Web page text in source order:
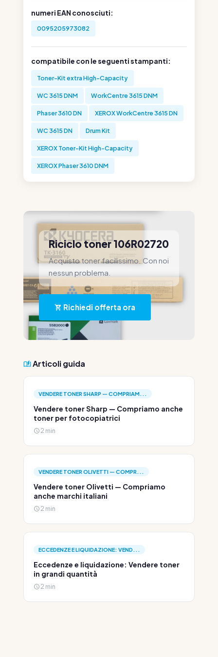
numeri EAN conosciuti:
0095205973082
compatibile con le seguenti stampanti:
Toner-Kit extra High-Capacity
WC 3615 DNM WorkCentre 3615 DNM
Phaser 3610 DN XEROX WorkCentre 3615 DN
WC 3615 DN Drum Kit
XEROX Toner-Kit High-Capacity
XEROX Phaser 3610 DNM
Riciclo toner 106R02720
Acquisto toner facilissimo. Con noi
nessun problema.
Richiedi offerta ora
Articoli guida
VENDERE TONER SHARP — COMPRIAM...
Vendere toner Sharp — Compriamo anche
toner per fotocopiatrici
2 min
VENDERE TONER OLIVETTI — COMPR...
Vendere toner Olivetti — Compriamo
anche marchi italiani
2 min
ECCEDENZE E LIQUIDAZIONE: VEND...
Eccedenze e liquidazione: Vendere toner
in grandi quantità
2 min